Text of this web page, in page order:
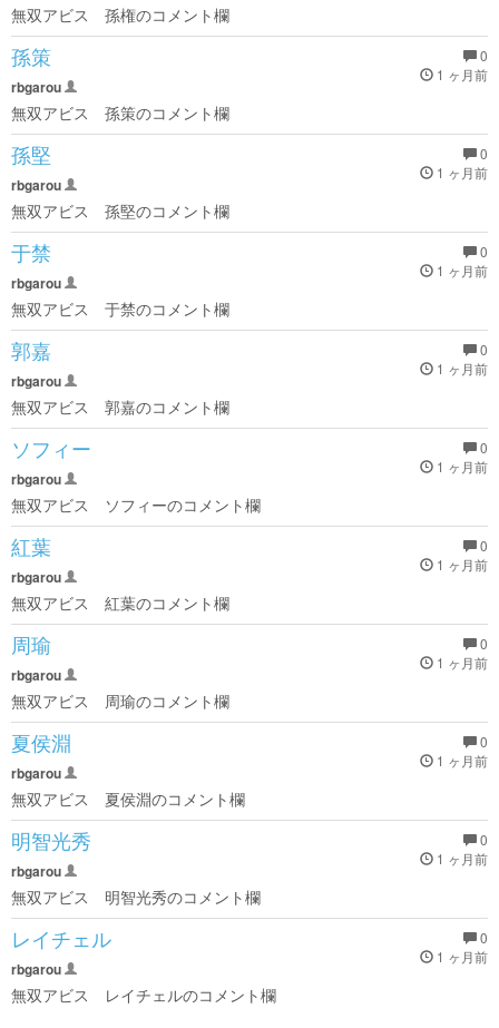
無双アビス 孫権のコメント欄
0
1 ヶ月前
孫策
rbgarou
無双アビス 孫策のコメント欄
0
1 ヶ月前
孫堅
rbgarou
無双アビス 孫堅のコメント欄
0
1 ヶ月前
于禁
rbgarou
無双アビス 于禁のコメント欄
0
1 ヶ月前
郭嘉
rbgarou
無双アビス 郭嘉のコメント欄
0
1 ヶ月前
ソフィー
rbgarou
無双アビス ソフィーのコメント欄
0
1 ヶ月前
紅葉
rbgarou
無双アビス 紅葉のコメント欄
0
1 ヶ月前
周瑜
rbgarou
無双アビス 周瑜のコメント欄
0
1 ヶ月前
夏侯淵
rbgarou
無双アビス 夏侯淵のコメント欄
0
1 ヶ月前
明智光秀
rbgarou
無双アビス 明智光秀のコメント欄
0
1 ヶ月前
レイチェル
rbgarou
無双アビス レイチェルのコメント欄